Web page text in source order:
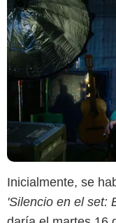
Inicialmente, se
'Silencio en el set: